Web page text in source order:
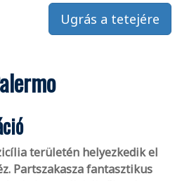
Ugrás a tetejére
területén helyezkedik el
Partszakasza fantasztikus